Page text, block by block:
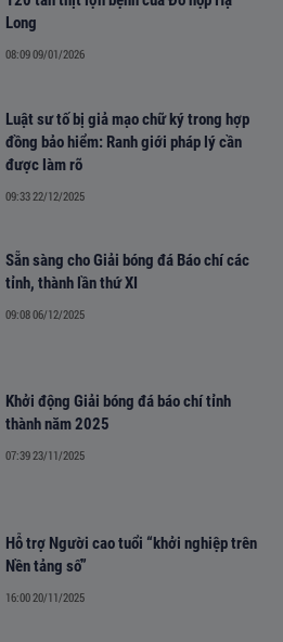
Long
08:09 09/01/2026
Luật sư tố bị giả mạo chữ ký trong hợp
đồng bảo hiểm: Ranh giới pháp lý cần
được làm rõ
09:33 22/12/2025
Sẵn sàng cho Giải bóng đá Báo chí các
tỉnh, thành lần thứ XI
09:08 06/12/2025
Khởi động Giải bóng đá báo chí tỉnh
thành năm 2025
07:39 23/11/2025
Hỗ trợ Người cao tuổi “khởi nghiệp trên
Nền tảng số”
16:00 20/11/2025